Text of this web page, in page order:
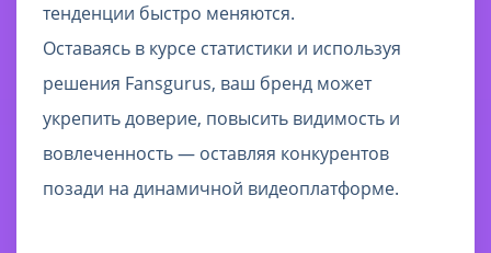
тенденции быстро меняются.
Оставаясь в курсе статистики и используя
решения Fansgurus, ваш бренд может
укрепить доверие, повысить видимость и
вовлеченность — оставляя конкурентов
позади на динамичной видеоплатформе.